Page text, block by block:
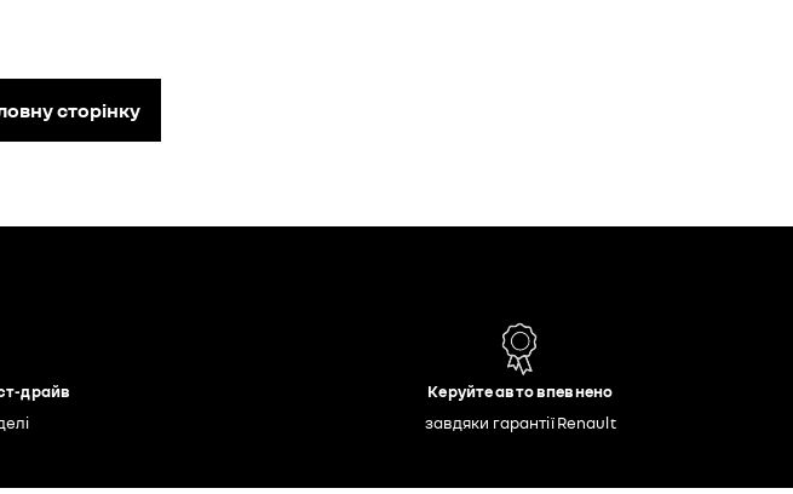
сторінку
драйв
Керуйте авто впевнено
завдяки гарантії Renault